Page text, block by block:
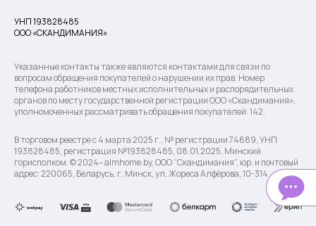
УНП 193828485
ООО «СКАНДИМАНИЯ»
Указанные контакты также являются контактами для связи по
вопросам обращения покупателей о нарушении их прав. Номер
телефона работников местных исполнительных и распорядительных
органов по месту государственной регистрации ООО «Скандимания»,
уполномоченных рассматривать обращения покупателей: 142.
В торговом реестре с 4 марта 2025 г., № регистрации 74689, УНП
193828485, регистрация №193828485, 08.01.2025, Минский
горисполком. © 2024– almhome.by, ООО “Скандимания”, юр. и почтовый
адрес: 220065, Беларусь, г. Минск, ул. Жореса Алфёрова, 10-314